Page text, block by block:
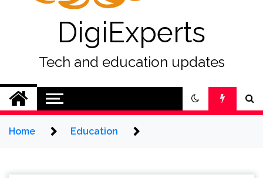
DigiExperts
Tech and education updates
Home Education